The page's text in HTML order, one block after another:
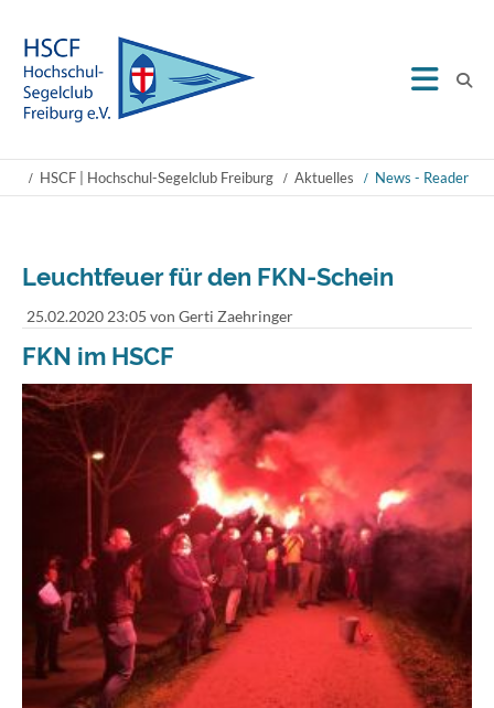
HSCF | Hochschul-Segelclub Freiburg Aktuelles News - Reader
Leuchtfeuer für den FKN-Schein
25.02.2020 23:05 von Gerti Zaehringer
FKN im HSCF